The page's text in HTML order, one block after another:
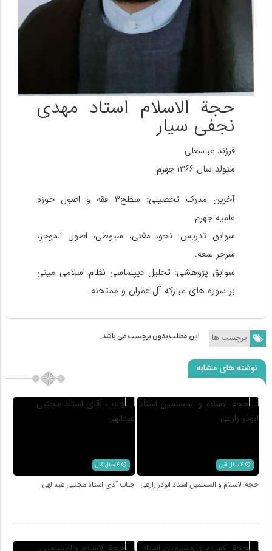
حجة الاسلام استاد مهدی
نجفی سیار
فرزند عباسعلی
متولد سال ۱۳۶۶ جهرم
آخرین مدرک تحصیلی: سطح۳ فقه و اصول حوزه
علمیه جهرم
سوابق تدریس: نحو، مغنی، سیوطی، اصول الموجز،
شرحر لمعه.
سوابق پژوهشی: تحلیل دیپلماسی نظام اسلامی مینی
بر سوره های مبارکه آل عمران و ممتحنه.
برچسب ها این مطلب بدون برچسب می باشد.
نوشته های مشابه
4 سال قبل
حجة الاسلام و المسلمین استاد ابوذر زارعی جناب آقای استاد مجتبی عبدالهی